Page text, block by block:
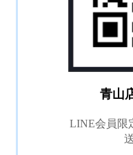
青山
LINE会員限